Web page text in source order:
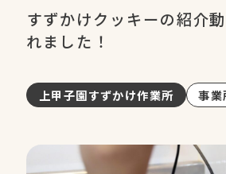
すずかけクッキーの紹介
れました！
上甲子園すずかけ作業所 事業